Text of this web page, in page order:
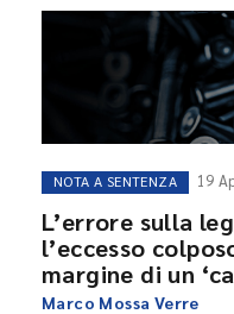
NOTA A SENTENZA 19
L’errore sulla
l’eccesso
margine di un
Marco Mossa Verre